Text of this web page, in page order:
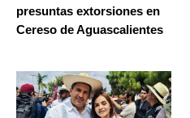
presuntas extorsiones en
Cereso de Aguascalientes